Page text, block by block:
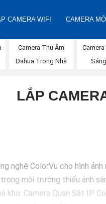
CAMERA WIFI CAMERA
Camera Thu Âm
Dahua Trong Nhà
LẮP
nghệ ColorVu cho hình
môi trường thiếu ánh
kho. Camera Quan Sát